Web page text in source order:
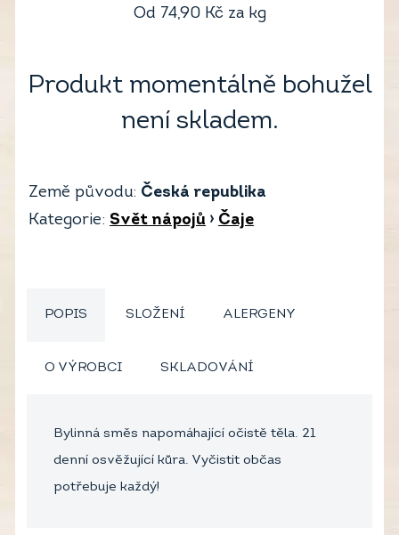
Od 74,90 Kč za kg
Produkt momentálně bohužel
není skladem.
Země původu: Česká republika
Kategorie: Svět nápojů › Čaje
POPIS SLOŽENÍ ALERGENY
O VÝROBCI SKLADOVÁNÍ
Bylinná směs napomáhající očistě těla. 21
denní osvěžující kůra. Vyčistit občas
potřebuje každý!